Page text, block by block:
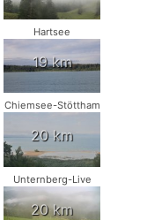
Hartsee
19 km
Chiemsee-Stöttham
20 km
Unternberg-Live
20 km